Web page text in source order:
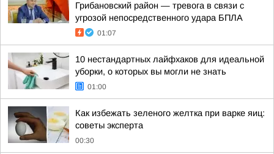
Грибановский район — тревога в связи с
угрозой непосредственного удара БПЛА
01:07
10 нестандартных лайфхаков для идеальной
уборки, о которых вы могли не знать
01:00
Как избежать зеленого желтка при варке яиц:
советы эксперта
00:30